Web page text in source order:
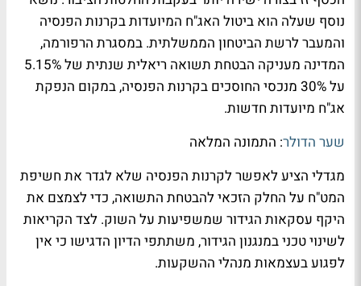
נוסף שעלה הוא ביטול האג"ח המיועדות בקרנות הפנסיה
והמעבר לרשת הביטחון הממשלתית. במסגרת הרפורמה,
המדינה מעניקה הבטחת תשואה ריאלית שנתית של 5.15%
על 30% מנכסי החוסכים בקרנות הפנסיה, במקום הנפקת
אג"ח מיועדות חדשות.
שער הדולר: התמונה המלאה
מגדלי הציע לאפשר לקרנות הפנסיה שלא לגדר את חשיפת
המט"ח על החלק הזכאי להבטחת התשואה, כדי לצמצם את
היקף עסקאות הגידור שמשפיעות על השוק. לצד הקריאות
לשינוי טכני במנגנון הגידור, משתתפי הדיון הדגישו כי אין
לפגוע בעצמאות מנהלי ההשקעות.